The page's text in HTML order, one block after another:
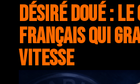
Désiré Doué :
français qui
vitesse